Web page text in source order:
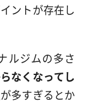
ントが存在し
ルジムの多さ
なくなってし
多すぎるとか